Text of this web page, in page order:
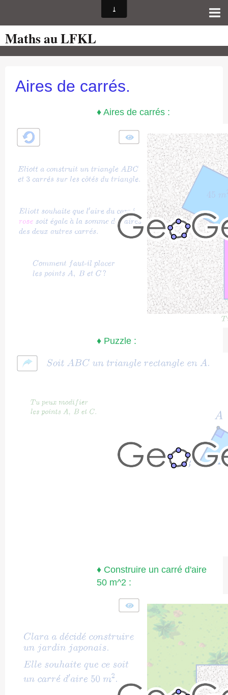
Page d'accueil
Pour les Profs
auto-évaluations
Sujets de bac
Orientation
Maths au LFKL
Aires de carrés.
♦ Aires de carrés :
♦ Puzzle :
♦ Construire un carré d'aire
50 m^2 :